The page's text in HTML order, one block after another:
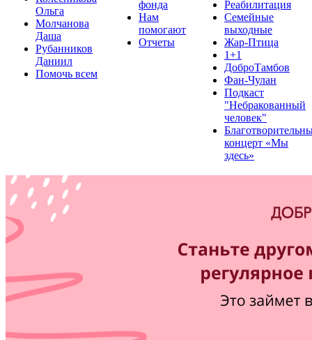
Ольга
Молчанова
Даша
Рубанников
Даниил
Помочь всем
фонда
Нам
помогают
Отчеты
Реабилитация
Семейные
выходные
Жар-Птица
1+1
ДоброТамбов
Фан-Чулан
Подкаст
"Небракованный
человек"
концерт «Мы
здесь»